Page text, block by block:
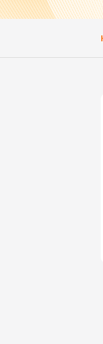
よくある質問
SNSアカウ